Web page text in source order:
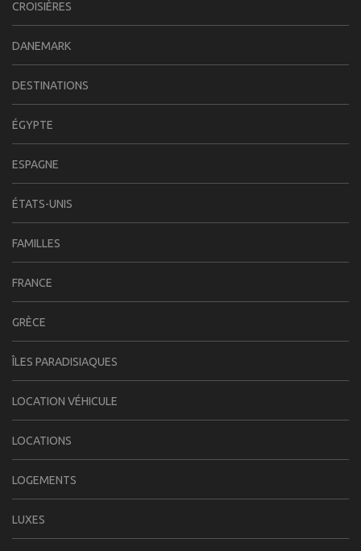
CROISIÈRES
DANEMARK
DESTINATIONS
ÉGYPTE
ESPAGNE
ÉTATS-UNIS
FAMILLES
FRANCE
GRÈCE
ÎLES PARADISIAQUES
LOCATION VÉHICULE
LOCATIONS
LOGEMENTS
LUXES